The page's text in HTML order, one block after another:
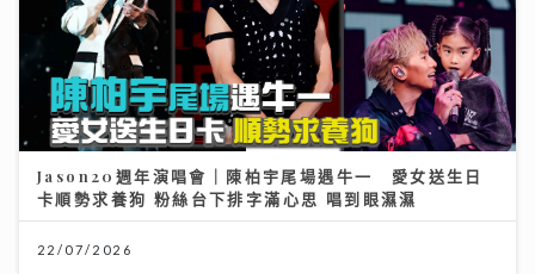
Jason20週年演唱會｜陳柏宇尾場遇牛一 愛女送生日
卡順勢求養狗 粉絲台下排字滿心思 唱到眼濕濕
22/07/2026